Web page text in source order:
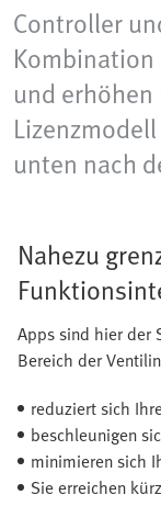
Controller
und
unten nach
Nahezu
Apps sind hier der
Bereich der
reduziert sich
beschleunigen
minimieren sich
Sie erreichen